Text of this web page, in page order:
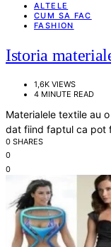
ALTELE
CUM SA FAC
FASHION
Istoria
1,6K VIEWS
4 MINUTE READ
Materialele textile au
dat fiind faptul ca pot
0 SHARES
0
0